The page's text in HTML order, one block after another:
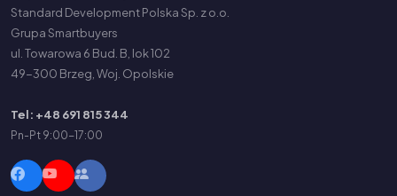
Standard Development Polska Sp. z o.o.
Grupa Smartbuyers
ul. Towarowa 6 Bud. B, lok 102
49-300 Brzeg, Woj. Opolskie
Tel: +48 691 815 344
Pn-Pt 9:00-17:00